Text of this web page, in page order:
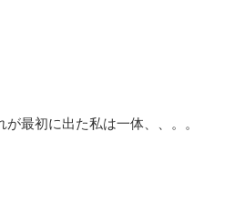
最初に出た私は一体、、。。